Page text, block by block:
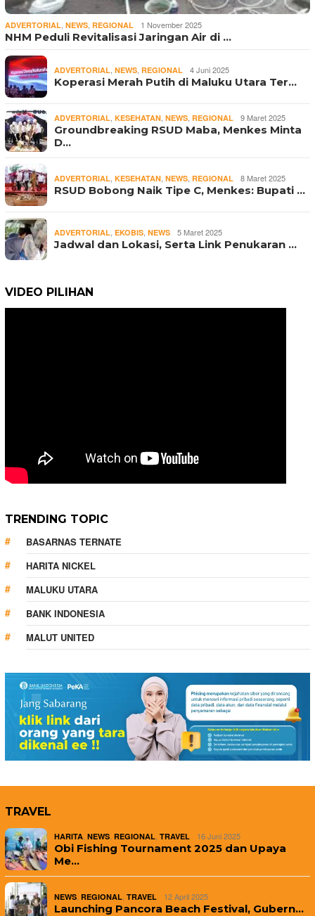
ADVERTORIAL NEWS REGIONAL 1 November 2025
NHM Peduli Revitalisasi Jaringan Air di …
ADVERTORIAL NEWS REGIONAL 4 Juni 2025
Koperasi Merah Putih di Maluku Utara Ter…
ADVERTORIAL KESEHATAN NEWS REGIONAL 9 Maret 2025
Groundbreaking RSUD Maba, Menkes Minta
D…
ADVERTORIAL KESEHATAN NEWS REGIONAL 8 Maret 2025
RSUD Bobong Naik Tipe C, Menkes: Bupati …
ADVERTORIAL EKOBIS NEWS 5 Maret 2025
Jadwal dan Lokasi, Serta Link Penukaran …
VIDEO PILIHAN
TRENDING TOPIC
BASARNAS TERNATE
HARITA NICKEL
MALUKU UTARA
BANK INDONESIA
MALUT UNITED
TRAVEL
HARITA NEWS REGIONAL TRAVEL 16 Juni 2025
Obi Fishing Tournament 2025 dan Upaya
Me…
NEWS REGIONAL TRAVEL 12 April 2025
Launching Pancora Beach Festival, Gubern…